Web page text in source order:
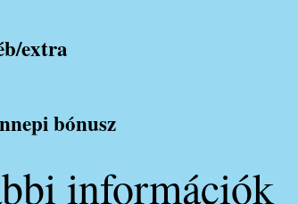
extra
bónusz
információk